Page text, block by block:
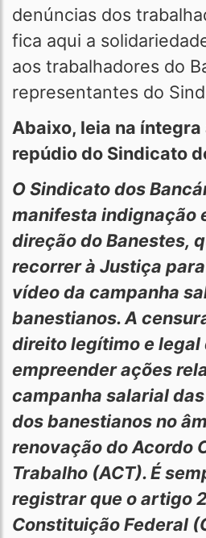
denúncias dos
fica aqui a
aos trabalhadores do
representantes do
Abaixo, leia na íntegra
repúdio do Sindicato
O Sindicato dos
manifesta indignação
direção do Banestes,
recorrer à Justiça
vídeo da campanha
banestianos. A
direito legítimo e legal
empreender ações
campanha salarial
dos banestianos no
renovação do Acordo
Trabalho (ACT). É
registrar que o artigo
Constituição Federal